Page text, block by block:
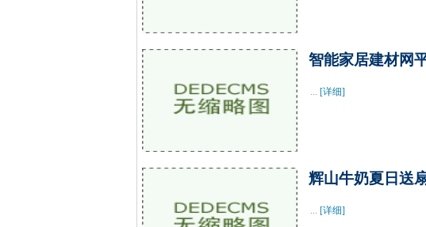
智能家居建材网
... [详细]
辉山牛奶夏日送
... [详细]